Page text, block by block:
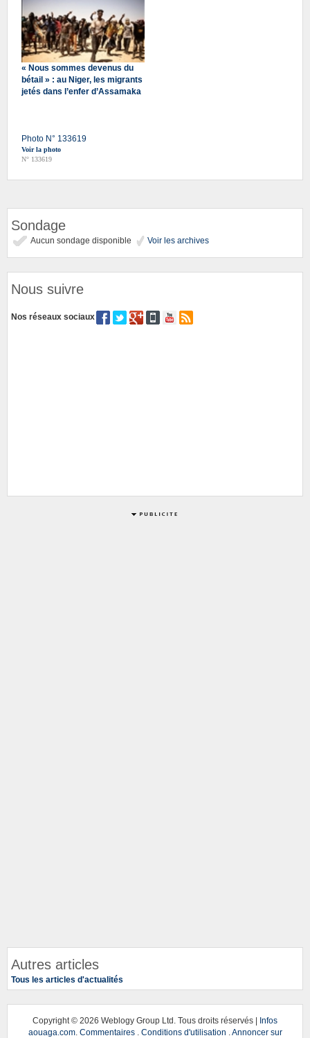
« Nous sommes devenus du
bétail » : au Niger, les migrants
jetés dans l’enfer d’Assamaka
Photo N° 133619
Voir la photo
N° 133619
Sondage
Aucun sondage disponible Voir les archives
Nous suivre
Nos réseaux sociaux
Autres articles
Tous les articles d'actualités
Copyright © 2026 Weblogy Group Ltd. Tous droits réservés | Infos
aouaga.com. Commentaires. Conditions d'utilisation
Annoncer sur